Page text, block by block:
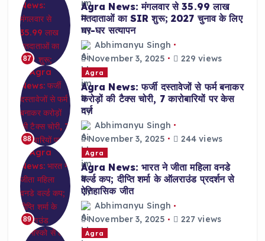
87
Agra News: मंगलवार से 35.99 लाख
मतदाताओं का SIR शुरू; 2027 चुनाव के लिए
घर-घर सत्यापन
Abhimanyu Singh
November 3, 2025
229 views
88
Agra
Agra News: फर्जी दस्तावेजों से फर्म बनाकर
करोड़ों की टैक्स चोरी, 7 कारोबारियों पर केस
दर्ज
Abhimanyu Singh
November 3, 2025
244 views
89
Agra
Agra News: भारत ने जीता महिला वनडे
वर्ल्ड कप; दीप्ति शर्मा के ऑलराउंड प्रदर्शन से
ऐतिहासिक जीत
Abhimanyu Singh
November 3, 2025
227 views
Agra